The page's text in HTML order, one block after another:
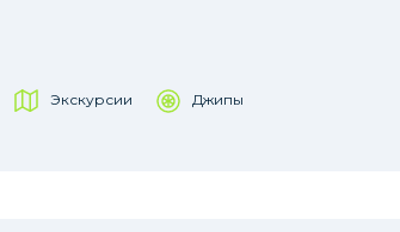
Экскурсии Джипы